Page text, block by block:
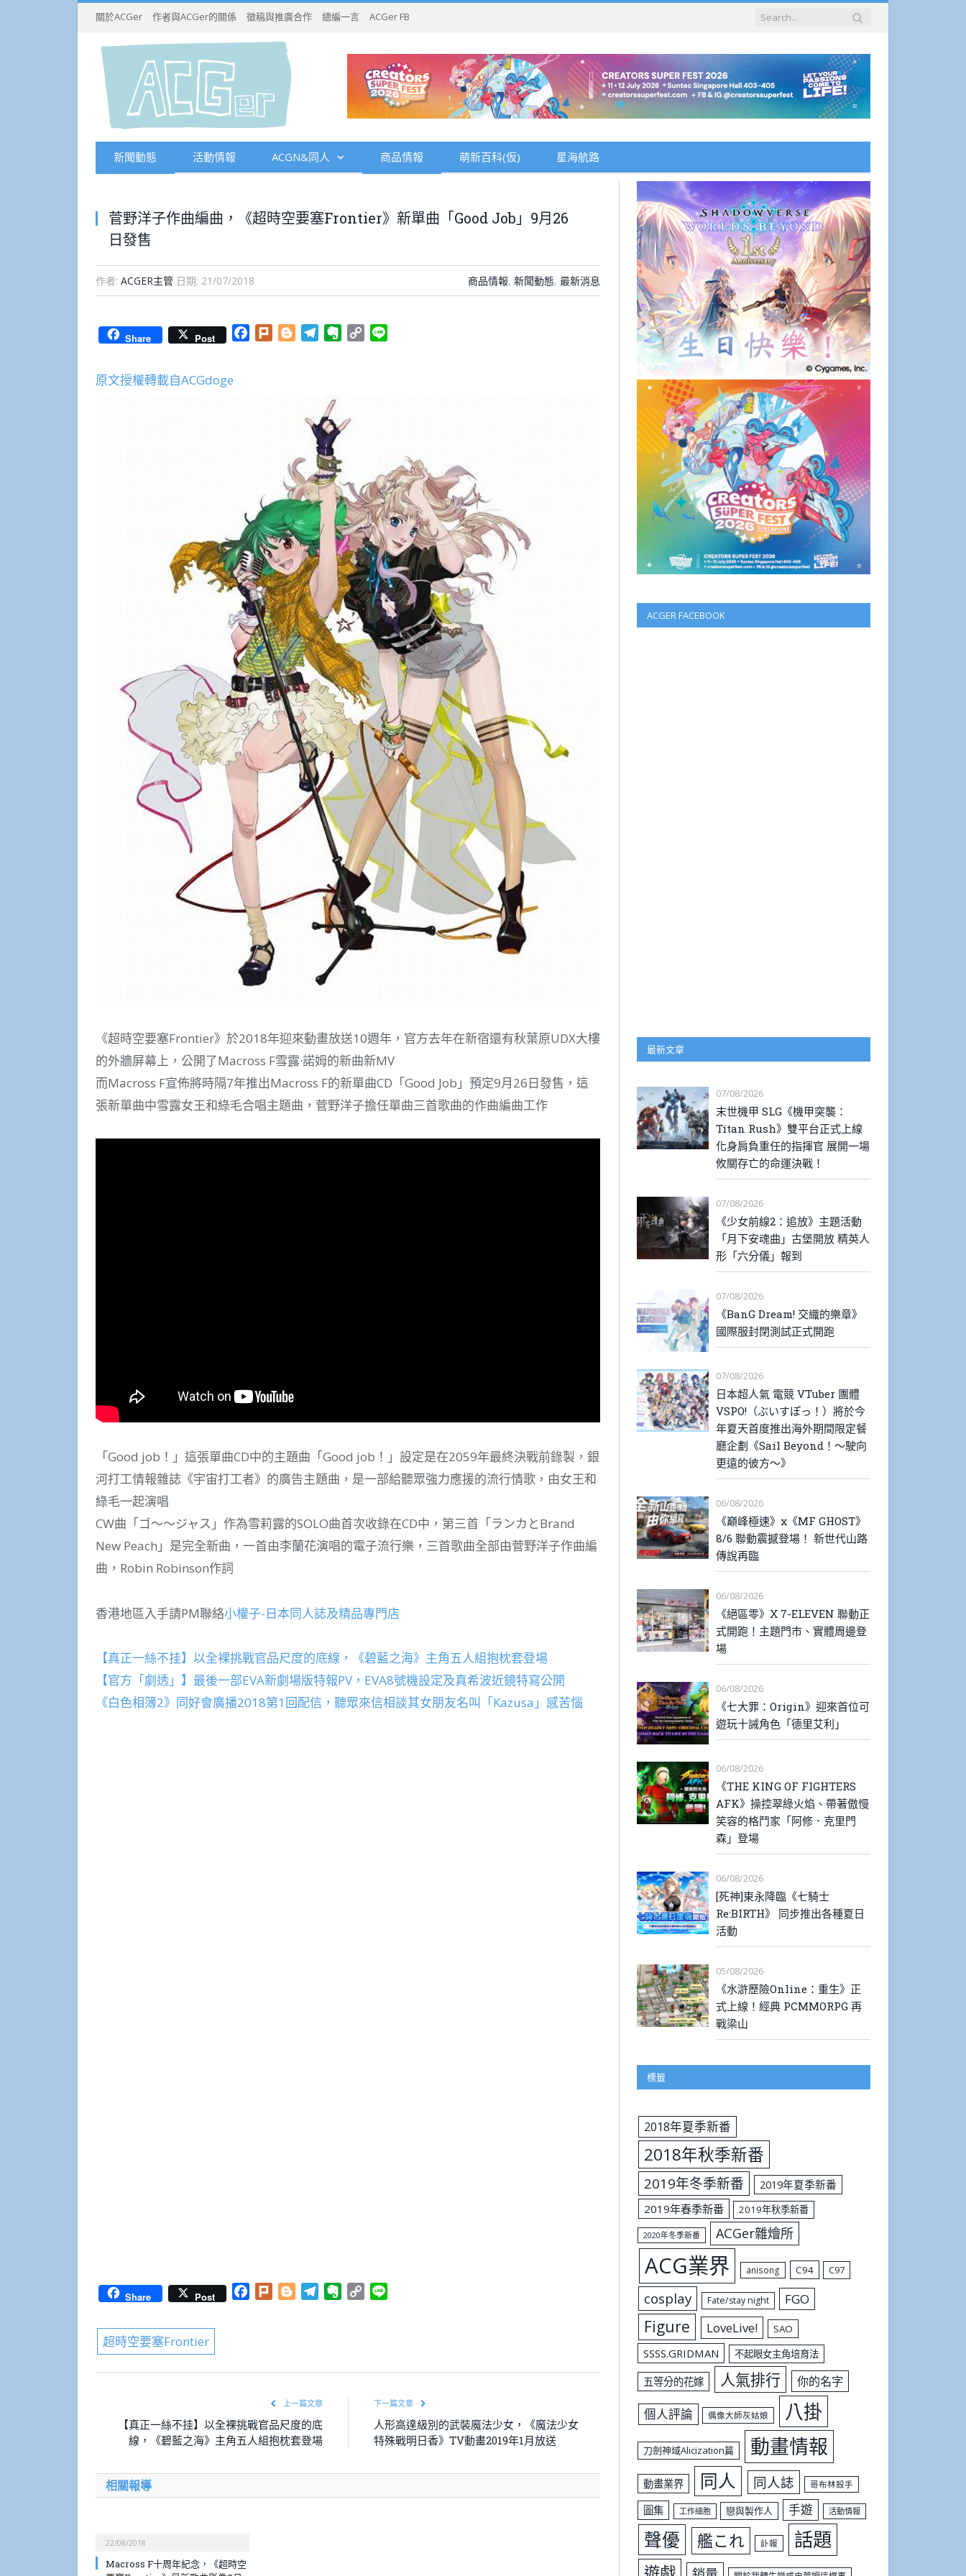
關於ACGer 作者與ACGer的關係 徵稿與推廣合作 總編一言 ACGer FB
新聞動態 活動情報 ACGN&同人 商品情報 萌新百科(仮) 星海航路
菅野洋子作曲編曲，《超時空要塞Frontier》新單曲「Good Job」9月26
日發售
作者: ACGER主管 日期: 21/07/2018 商品情報, 新聞動態, 最新消息
Share Post Facebook
Plurk BloggerTelegramEvernote
Copy
原文授權轉載自ACGdoge
《超時空要塞Frontier》於2018年迎來動畫放送10週年，官方去年在新宿還有秋葉原UDX大樓
的外牆屏幕上，公開了Macross F雪露·諾姆的新曲新MV
而Macross F宣佈將時隔7年推出Macross F的新單曲CD「Good Job」預定9月26日發售，這
張新單曲中雪露女王和綠毛合唱主題曲，菅野洋子擔任單曲三首歌曲的作曲編曲工作
「Good job！」這張單曲CD中的主題曲「Good job！」設定是在2059年最終決戰前錄製，銀
河打工情報雜誌《宇宙打工者》的廣告主題曲，是一部給聽眾強力應援的流行情歌，由女王和
綠毛一起演唱
CW曲「ゴ～～ジャス」作為雪莉露的SOLO曲首次收錄在CD中，第三首「ランカとBrand
New Peach」是完全新曲，一首由李蘭花演唱的電子流行樂，三首歌曲全部由菅野洋子作曲編
曲，Robin Robinson作詞
香港地區入手請PM聯絡小權子-日本同人誌及精品專門店
【真正一絲不挂】以全裸挑戰官品尺度的底線，《碧藍之海》主角五人組抱枕套登場
【官方「劇透」】最後一部EVA新劇場版特報PV，EVA8號機設定及真希波近鏡特寫公開
《白色相簿2》同好會廣播2018第1回配信，聽眾來信相談其女朋友名叫「Kazusa」感苦惱
Share Post Facebook
Plurk BloggerTelegramEvernote
Copy
超時空要塞Frontier
上一篇文章
【真正一絲不挂】以全裸挑戰官品尺度的底
線，《碧藍之海》主角五人組抱枕套登場
下一篇文章
人形高達級別的武裝魔法少女，《魔法少女
特殊戰明日香》TV動畫2019年1月放送
相關報導
22/08/2018
Macross F十周年紀念，《超時空
ACGER FACEBOOK
最新文章
07/08/2026
末世機甲 SLG《機甲突襲：
Titan Rush》雙平台正式上線
化身肩負重任的指揮官 展開一場
攸關存亡的命運決戰！
07/08/2026
《少女前線2：追放》主題活動
「月下安魂曲」古堡開放 精英人
形「六分儀」報到
07/08/2026
《BanG Dream! 交織的樂章》
國際服封閉測試正式開跑
07/08/2026
日本超人氣 電競 VTuber 團體
VSPO!（ぶいすぽっ！）將於今
年夏天首度推出海外期間限定餐
廳企劃《Sail Beyond！～駛向
更遠的彼方～》
06/08/2026
《巔峰極速》x《MF GHOST》
8/6 聯動震撼登場！ 新世代山路
傳說再臨
06/08/2026
《絕區零》X 7-ELEVEN 聯動正
式開跑！主題門市、實體周邊登
場
06/08/2026
《七大罪：Origin》迎來首位可
遊玩十誡角色「德里艾利」
06/08/2026
《THE KING OF FIGHTERS
AFK》操控翠綠火焰、帶著傲慢
笑容的格鬥家「阿修．克里門
森」登場
06/08/2026
[死神]東永降臨《七騎士
Re:BIRTH》 同步推出各種夏日
活動
05/08/2026
《水滸歷險Online：重生》正
式上線！經典 PCMMORPG 再
戰梁山
標籤
2018年夏季新番
2018年秋季新番
2019年冬季新番
2019年夏季新番
2019年春季新番
2019年秋季新番
2020年冬季新番 ACGer雜燴所
ACG業界 anisong C94 C97
cosplay Fate/stay night FGO
Figure LoveLive! SAO
SSSS.GRIDMAN 不起眼女主角培育法
五等分的花嫁 人氣排行 你的名字
個人評論 偶像大師灰姑娘 八掛
刀劍神域Alicization篇 動畫情報
動畫業界 同人 同人誌 哥布林殺手
圖集 工作細胞 戀與製作人 手遊 活動情報
聲優 艦これ 訃報 話題